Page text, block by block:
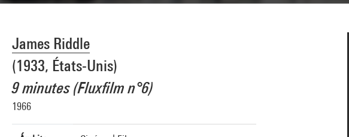
James Riddle
(1933, États-Unis)
9 minutes (Fluxfilm n°6)
1966